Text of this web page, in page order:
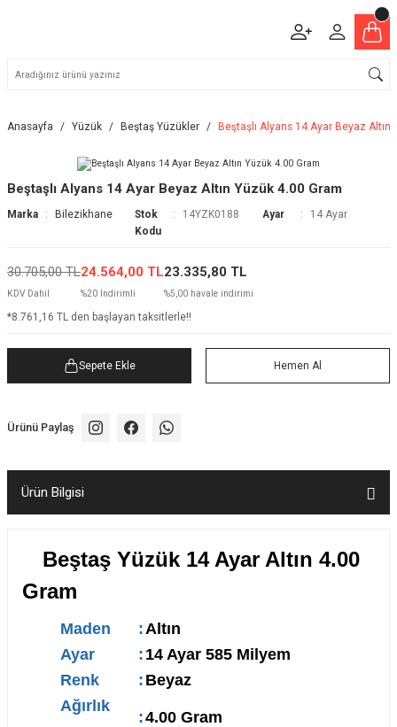
Anasayfa Yüzük Beştaş Yüzükler Beştaşlı Alyans 14 Ayar Beyaz Altın
Beştaşlı Alyans 14 Ayar Beyaz Altın Yüzük 4.00 Gram
Marka Bilezikhane
Stok
Kodu
14YZK0188 Ayar 14 Ayar
30.705,00 TL
KDV Dahil
24.564,00 TL
%20 İndirimli
23.335,80 TL
%5,00 havale indirimi
*8.761,16 TL den başlayan taksitlerle!!
Sepete Ekle Hemen Al
Ürünü Paylaş
Ürün Bilgisi
Beştaş Yüzük 14 Ayar Altın 4.00
Gram
Maden :Altın
Ayar
: 14 Ayar 585 Milyem
Renk
: Beyaz
Ağırlık
:4.00 Gram